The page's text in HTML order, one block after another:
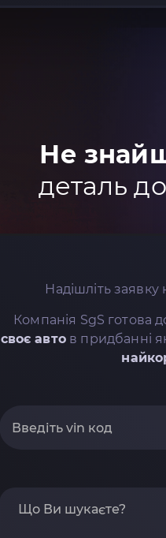
Не
деталь
Надішліть заявку
Компанія SgS готова
своє автов придбанні